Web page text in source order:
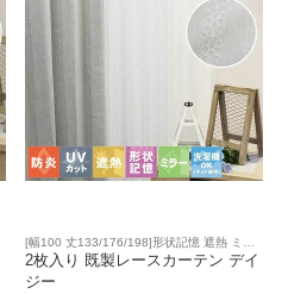
[幅100 丈133/176/198]形状記憶 遮熱 ミラ
ー 防炎 UVカット 洗濯可
2枚入り 既製レースカーテン デイ
ジー